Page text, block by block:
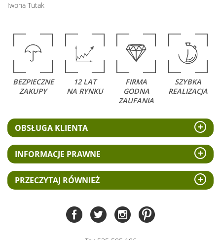
Iwona Tutak
BEZPIECZNE
ZAKUPY
12 LAT
NA RYNKU
FIRMA
GODNA
ZAUFANIA
SZYBKA
REALIZACJA
OBSŁUGA KLIENTA
INFORMACJE PRAWNE
PRZECZYTAJ RÓWNIEŻ